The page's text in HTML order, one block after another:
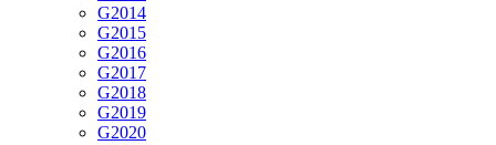
G2014
G2015
G2016
G2017
G2018
G2019
G2020